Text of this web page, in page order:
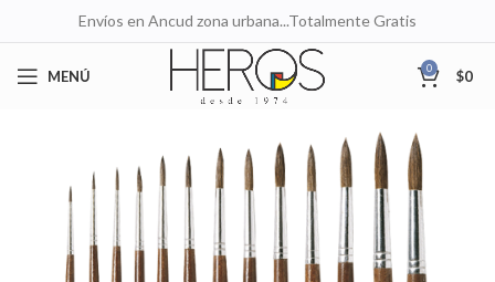
Envíos en Ancud zona urbana...Totalmente Gratis
MENÚ 0 $0